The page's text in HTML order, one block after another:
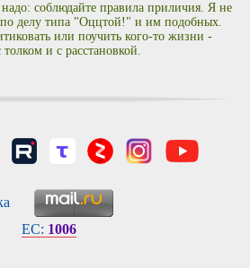
соблюдайте правила приличия. Я не
делу типа "Оццтой!" и им подобных.
или поучить кого-то жизни -
и с расстановкой.
EC: 1006